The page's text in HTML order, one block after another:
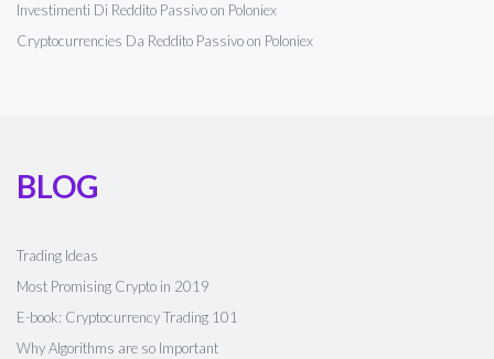
Investimenti Di Reddito Passivo on Poloniex
Cryptocurrencies Da Reddito Passivo on Poloniex
BLOG
Trading Ideas
Most Promising Crypto in 2019
E-book: Cryptocurrency Trading 101
Why Algorithms are so Important